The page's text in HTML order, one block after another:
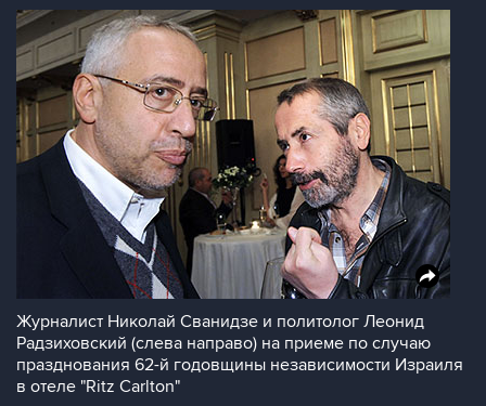
Журналист Николай Сванидзе и политолог Леонид
Радзиховский (слева направо) на приеме по случаю
празднования 62-й годовщины независимости Израиля
в отеле "Ritz Carlton"